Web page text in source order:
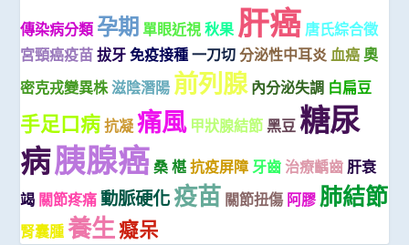
傳染病分類 孕期 單眼近視 秋果 肝癌 唐氏綜合徵
宮頸癌疫苗 拔牙 免疫接種 一刀切 分泌性中耳炎 血癌 奧
密克戎變異株滋陰潛陽 前列腺 內分泌失調 白扁豆
手足口病 抗凝 痛風 甲狀腺結節 黑豆 糖尿
病胰腺癌 桑 椹 抗疫屏障 牙齒 治療齲齒 肝衰
竭 關節疼痛 動脈硬化疫苗 關節扭傷 阿膠 肺結節
腎囊腫 養生癡呆